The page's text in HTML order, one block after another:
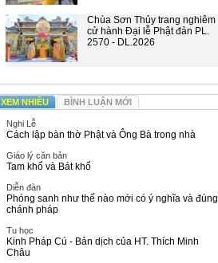
Chùa Sơn Thủy trang nghiêm
cử hành Đại lễ Phật đản PL.
2570 - DL.2026
XEM NHIỀU BÌNH LUẬN MỚI
Nghi Lễ
Cách lập bàn thờ Phật và Ông Bà trong nhà
Giáo lý căn bản
Tam khổ và Bát khổ
Diễn đàn
Phóng sanh như thế nào mới có ý nghĩa và đúng
chánh pháp
Tu học
Kinh Pháp Cú - Bản dịch của HT. Thích Minh
Châu